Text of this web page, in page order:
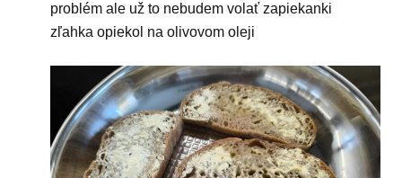
problém ale už to nebudem volať zapiekanki
zľahka opiekol na olivovom oleji